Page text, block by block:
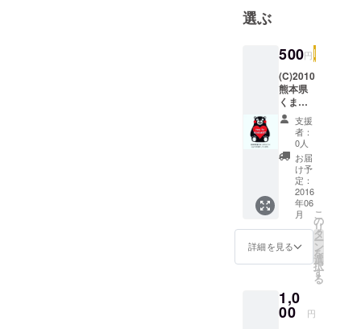
心よりお祈
げ、被災さ
れた方への
お見舞い申
し上げま
す。
選ぶ
500円
(C)2010
熊本県
くまモ
ン#熊本
支援支援
者：
0人
お届
け予
定：
2016
年06
月
詳細を見る
こ
の
リ
タ
ー
ン
を
選
択
す
る
1,0
00 円